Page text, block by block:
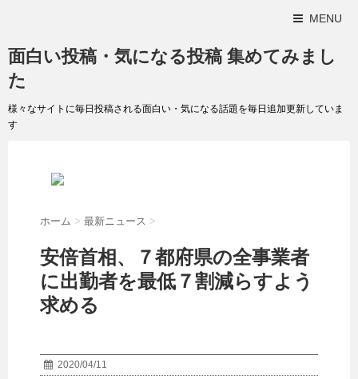
MENU
面白い投稿・気になる投稿 集めてみまし
た
様々なサイトに毎日投稿される面白い・気になる話題を毎日追加更新していま
す
ホーム > 最新ニュース >
安倍首相、７都府県の全事業者
に出勤者を最低７割減らすよう
求める
2020/04/11